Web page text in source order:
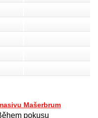
Mašerbrum
pokusu